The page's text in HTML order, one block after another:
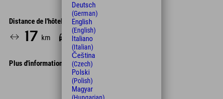
Distance de l'hôtel
17 km 18 Min.
Plus d'informations
Deutsch
(German)
English
(English)
Italiano
(Italian)
Čeština
(Czech)
Polski
(Polish)
Magyar